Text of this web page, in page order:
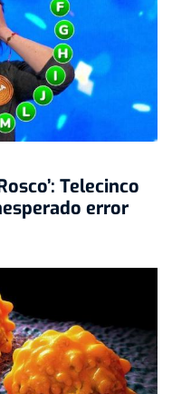
Telecinco
error